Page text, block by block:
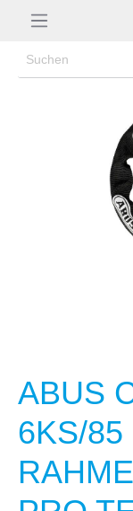
ABUS
6KS/85